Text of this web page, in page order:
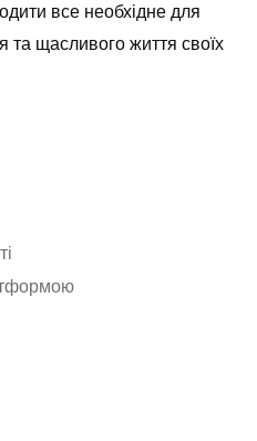
все необхідне для
та щасливого життя своїх